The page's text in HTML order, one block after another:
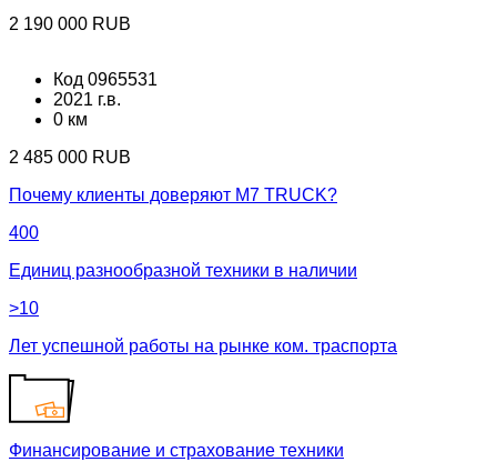
2 190 000 RUB
Код 0965531
2021 г.в.
0 км
2 485 000 RUB
Почему клиенты доверяют М7 TRUCK?
400
Единиц разнообразной техники в наличии
>10
Лет успешной работы на рынке ком. траспорта
Финансирование и страхование техники